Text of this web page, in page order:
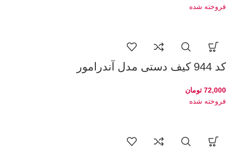
فروخته شده
کد 944 کیف دستی مدل آندرامور
72,000 تومان
فروخته شده